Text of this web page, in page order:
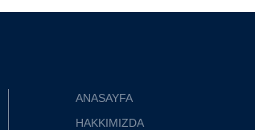
ANASAYFA
HAKKIMIZDA